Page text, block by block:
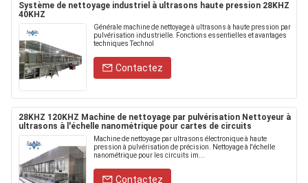
Système de nettoyage industriel à ultrasons haute pression 28KHZ
40KHZ
Générale machine de nettoyage à ultrasons à haute pression par
pulvérisation industrielle. Fonctions essentielles et avantages
techniques Technol
Contactez
28KHZ 120KHZ Machine de nettoyage par pulvérisation Nettoyeur à
ultrasons à l'échelle nanométrique pour cartes de circuits
Machine de nettoyage par ultrasons électronique à haute
pression à pulvérisation de précision. Nettoyage à l'échelle
nanométrique pour les circuits im...
Contactez